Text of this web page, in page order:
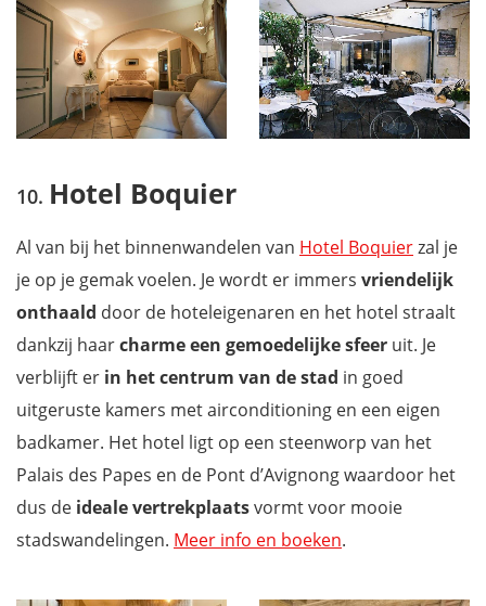
Hotel Boquier
Al van bij het binnenwandelen van Hotel Boquierzal je
je op je gemak voelen. Je wordt er immers vriendelijk
onthaald door de hoteleigenaren en het hotel straalt
dankzij haarcharme een gemoedelijke sfeer uit. Je
verblijft er in het centrum van de stad in goed
uitgeruste kamers met airconditioning en een eigen
badkamer. Het hotel ligt op een steenworp van het
Palais des Papes en de Pont d’Avignong waardoor het
dus de ideale vertrekplaatsvormt voor mooie
stadswandelingen. Meer info en boeken.